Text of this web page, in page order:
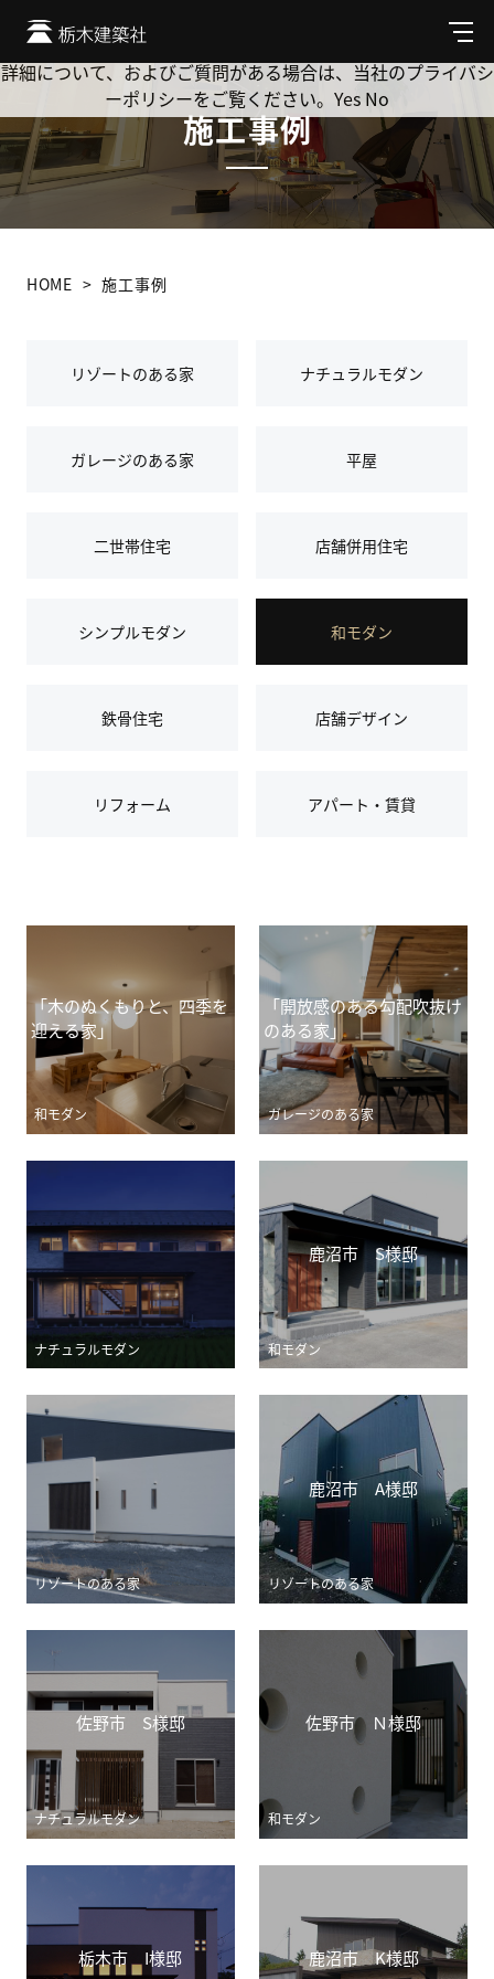
メ
ニ
ュ
施工事例
HOME 施工事例
リゾートのある家 ナチュラルモダン
ガレージのある家 平屋
二世帯住宅 店舗併用住宅
シンプルモダン 和モダン
鉄骨住宅 店舗デザイン
リフォーム アパート・賃貸
「木のぬくもりと、四季を
迎える家」
和モダン
「開放感のある勾配吹抜け
のある家」
ガレージのある家
ナチュラルモダン
鹿沼市 S様邸
和モダン
リゾートのある家
鹿沼市 A様邸
リゾートのある家
佐野市 S様邸
ナチュラルモダン
佐野市 Ｎ様邸
和モダン
栃木市 I様邸 鹿沼市 K様邸
Cookie を使用して、お客様の活動を追跡してもよろしいです
か? 当社ではお客様のプライバシーを極めて重視しています。
詳細について、およびご質問がある場合は、当社のプライバシ
ーポリシーをご覧ください。 Yes No